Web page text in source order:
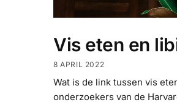
Vis eten en
8 APRIL 2022
Wat is de link tussen vis
onderzoekers van de